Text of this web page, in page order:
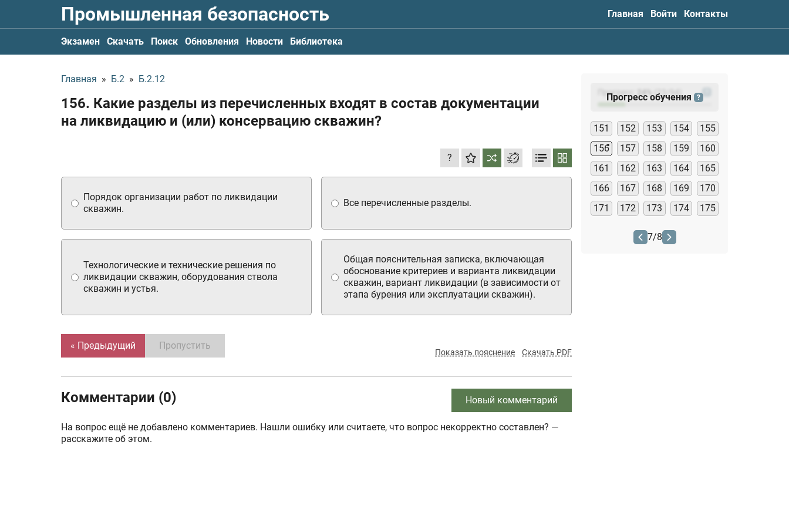
Промышленная безопасность Главная Войти Контакты
Экзамен Скачать Поиск Обновления Новости Библиотека
Главная » Б.2 » Б.2.12
156. Какие разделы из перечисленных входят в состав документации
на ликвидацию и (или) консервацию скважин?
?
Порядок организации работ по ликвидации
скважин.
Технологические и технические решения по
ликвидации скважин, оборудования ствола
скважин и устья.
Общая пояснительная записка, включающая
обоснование критериев и варианта ликвидации
скважин, вариант ликвидации (в зависимости от
этапа бурения или эксплуатации скважин).
Все перечисленные разделы.
« Предыдущий Пропустить
Показать пояснение Скачать PDF
Комментарии (0) Новый комментарий
На вопрос ещё не добавлено комментариев. Нашли ошибку или считаете, что вопрос некорректно составлен? —
расскажите об этом.
Прогресс: (23
Прогресс обучения ?
151 152 153 154
155
156
157 158 159
160
161
162 163 164
165
166
167 168 169
170
171
172 173 174 175
7/8